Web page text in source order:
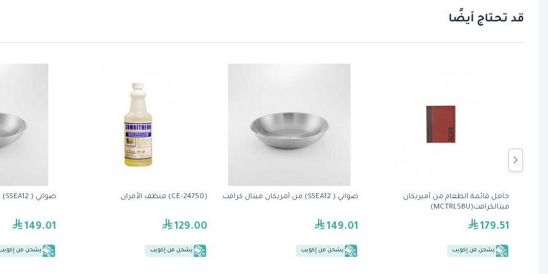
قد تحتاج أيضًا
صواني ( SSEA12) من أمريكان ميتال كرافت
149.01
يشحن من
(CE-24750) منظف الأفران
129.00
يشحن من إكويب
صواني ( SSEA12) من أمريكان ميتال كرافت
149.01
يشحن من إكويب
حامل قائمة الطعام من أميريكان
ميتالكرافت(MCTRLSBU)
179.51
يشحن من إكويب